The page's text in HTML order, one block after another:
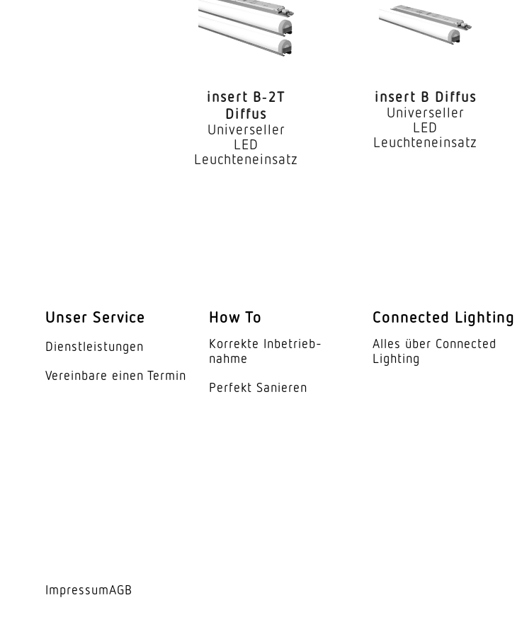
Leuchtmittel
Austauschbares Betriebsgerät
Schutzart
Schutzklasse
Energieeffizienzklasse
Herstellergarantie
Variante
insert B‑2T
Diffus
Universeller
LED
Leuchteneinsatz
insert B Diffus
Universeller
LED
Leuchteneinsatz
Unser Service
Dienst­leis­tungen
Vereinbare einen Termin
How To
Korrekte Inbe­trieb­
nahme
Perfekt Sanieren
Connected Lighting
Alles über Connected
Lighting
ImpressumAGB